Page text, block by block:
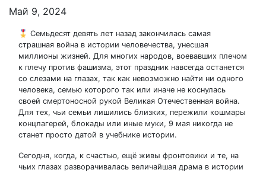
Май 9, 2024
🎖 Семьдесят девять лет назад закончилась самая
страшная война в истории человечества, унесшая
миллионы жизней. Для многих народов, воевавших плечом
к плечу против фашизма, этот праздник навсегда останется
со слезами на глазах, так как невозможно найти ни одного
человека, семью которого так или иначе не коснулась
своей смертоносной рукой Великая Отечественная война.
Для тех, чьи семьи лишились близких, пережили кошмары
концлагерей, блокады или иные муки, 9 мая никогда не
станет просто датой в учебнике истории.
Сегодня, когда, к счастью, ещё живы фронтовики и те, на
чьих глазах разворачивалась величайшая драма в истории